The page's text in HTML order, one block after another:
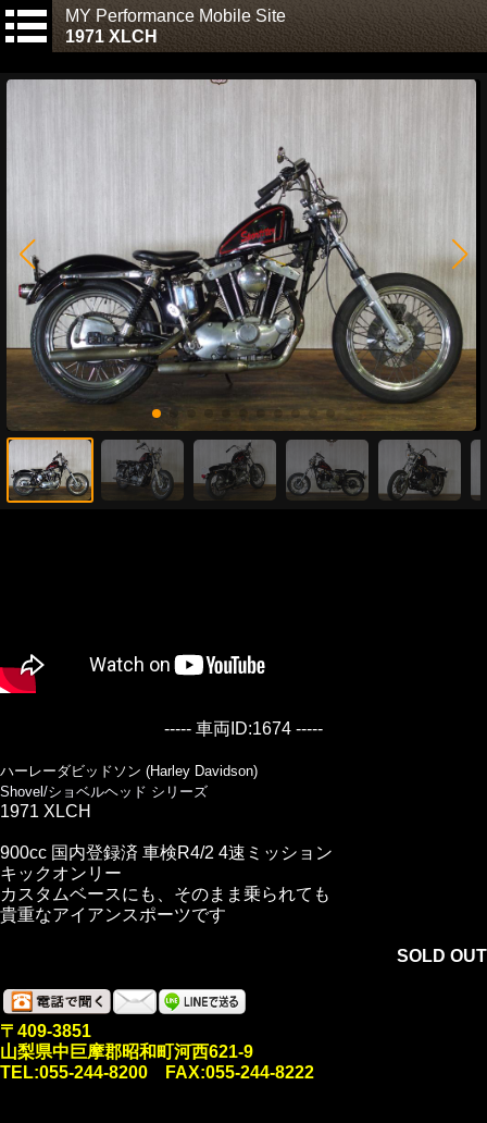
MY Performance Mobile Site
1971 XLCH
----- 車両ID:1674 -----
ハーレーダビッドソン (Harley Davidson)
Shovel/ショベルヘッド シリーズ
1971 XLCH
900cc 国内登録済 車検R4/2 4速ミッション
キックオンリー
カスタムベースにも、そのまま乗られても
貴重なアイアンスポーツです
SOLD OUT
〒409-3851
山梨県中巨摩郡昭和町河西621-9
TEL:055-244-8200 FAX:055-244-8222